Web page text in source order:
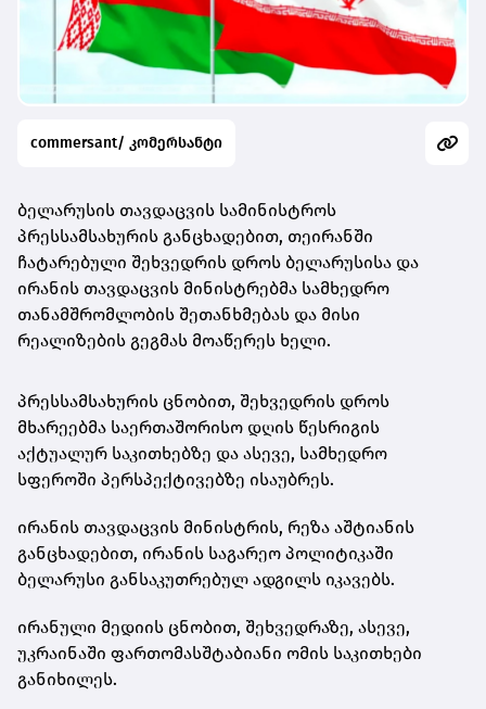
commersant/ კომერსანტი
ბელარუსის თავდაცვის სამინისტროს
პრესსამსახურის განცხადებით, თეირანში
ჩატარებული შეხვედრის დროს ბელარუსისა და
ირანის თავდაცვის მინისტრებმა სამხედრო
თანამშრომლობის შეთანხმებას და მისი
რეალიზების გეგმას მოაწერეს ხელი.
პრესსამსახურის ცნობით, შეხვედრის დროს
მხარეებმა საერთაშორისო დღის წესრიგის
აქტუალურ საკითხებზე და ასევე, სამხედრო
სფეროში პერსპექტივებზე ისაუბრეს.
ირანის თავდაცვის მინისტრის, რეზა აშტიანის
განცხადებით, ირანის საგარეო პოლიტიკაში
ბელარუსი განსაკუთრებულ ადგილს იკავებს.
ირანული მედიის ცნობით, შეხვედრაზე, ასევე,
უკრაინაში ფართომასშტაბიანი ომის საკითხები
განიხილეს.